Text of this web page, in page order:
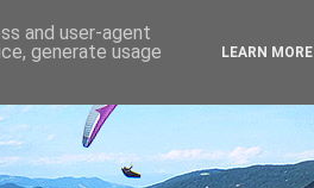
and user-agent
generate usage
LEARN MORE